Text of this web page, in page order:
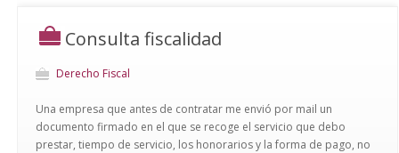
Consulta fiscalidad
Derecho Fiscal
Una empresa que antes de contratar me envió por mail un
documento firmado en el que se recoge el servicio que debo
prestar, tiempo de servicio, los honorarios y la forma de pago, no